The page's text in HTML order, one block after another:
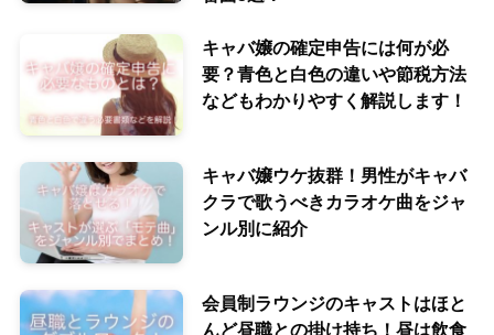
キャバ嬢の確定申告には何が必
要？青色と白色の違いや節税方法
などもわかりやすく解説します！
キャバ嬢ウケ抜群！男性がキャバ
クラで歌うべきカラオケ曲をジャ
ンル別に紹介
会員制ラウンジのキャストはほと
んど昼職との掛け持ち！昼は飲食